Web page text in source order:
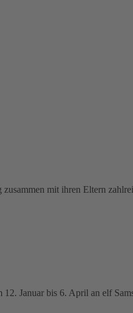
mit ihren Eltern
Januar bis 6. April an elf